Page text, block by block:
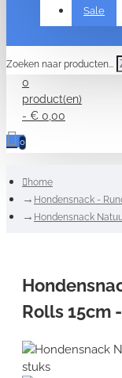
Sale
Zoeken naar producten...
0
product(en)
- € 0,00
0
home
Hondensnack -
Hondensnack
Rolls 15cm